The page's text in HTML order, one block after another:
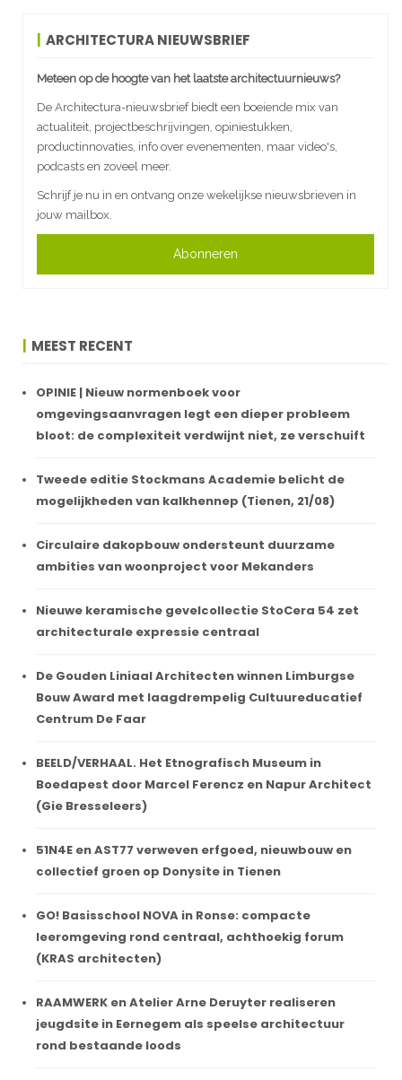
ARCHITECTURA NIEUWSBRIEF
Meteen op de hoogte van het laatste architectuurnieuws?
De Architectura-nieuwsbrief biedt een boeiende mix van
actualiteit, projectbeschrijvingen, opiniestukken,
productinnovaties, info over evenementen, maar video's,
podcasts en zoveel meer.
Schrijf je nu in en ontvang onze wekelijkse nieuwsbrieven in
jouw mailbox.
Abonneren
MEEST RECENT
OPINIE | Nieuw normenboek voor
omgevingsaanvragen legt een dieper probleem
bloot: de complexiteit verdwijnt niet, ze verschuift
Tweede editie Stockmans Academie belicht de
mogelijkheden van kalkhennep (Tienen, 21/08)
Circulaire dakopbouw ondersteunt duurzame
ambities van woonproject voor Mekanders
Nieuwe keramische gevelcollectie StoCera 54 zet
architecturale expressie centraal
De Gouden Liniaal Architecten winnen Limburgse
Bouw Award met laagdrempelig Cultuureducatief
Centrum De Faar
BEELD/VERHAAL. Het Etnografisch Museum in
Boedapest door Marcel Ferencz en Napur Architect
(Gie Bresseleers)
51N4E en AST77 verweven erfgoed, nieuwbouw en
collectief groen op Donysite in Tienen
GO! Basisschool NOVA in Ronse: compacte
leeromgeving rond centraal, achthoekig forum
(KRAS architecten)
RAAMWERK en Atelier Arne Deruyter realiseren
jeugdsite in Eernegem als speelse architectuur
rond bestaande loods